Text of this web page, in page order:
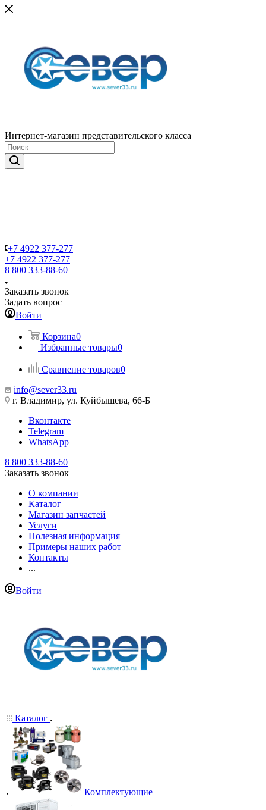
Интернет-магазин представительского класса
+7 4922 377-277
+7 4922 377-277
8 800 333-88-60
Заказать звонок
Задать вопрос
Войти
Корзина0
Избранные товары0
Сравнение товаров0
info@sever33.ru
г. Владимир, ул. Куйбышева, 66-Б
Вконтакте
Telegram
WhatsApp
8 800 333-88-60
Заказать звонок
О компании
Каталог
Магазин запчастей
Услуги
Полезная информация
Примеры наших работ
Контакты
...
Войти
Каталог
Комплектующие